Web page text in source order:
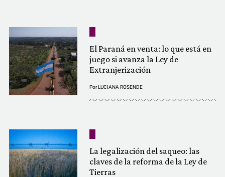
El Paraná en venta: lo que está en
juego si avanza la Ley de
Extranjerización
PorLUCIANA ROSENDE
La legalización del saqueo: las
claves de la reforma de la Ley de
Tierras